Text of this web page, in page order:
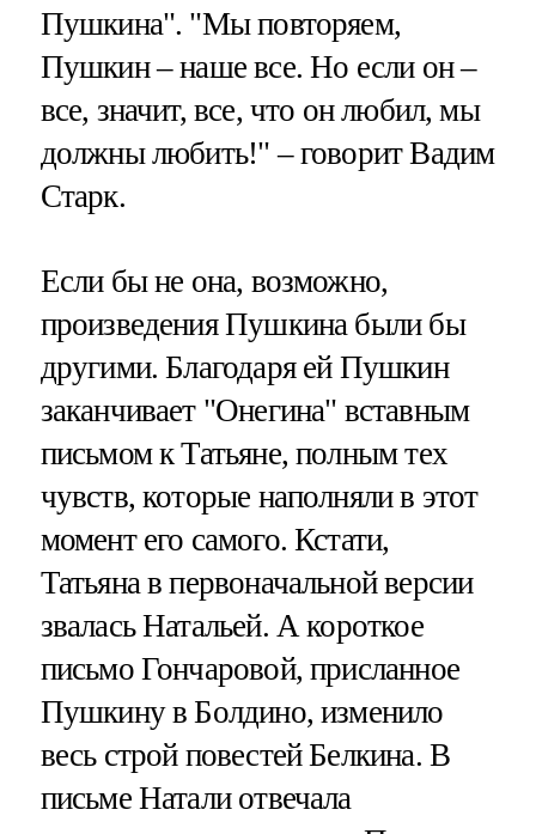
Пушкина". "Мы повторяем,
Пушкин – наше все. Но если он –
все, значит, все, что он любил, мы
должны любить!" – говорит Вадим
Старк.
Если бы не она, возможно,
произведения Пушкина были бы
другими. Благодаря ей Пушкин
заканчивает "Онегина" вставным
письмом к Татьяне, полным тех
чувств, которые наполняли в этот
момент его самого. Кстати,
Татьяна в первоначальной версии
звалась Натальей. А короткое
письмо Гончаровой, присланное
Пушкину в Болдино, изменило
весь строй повестей Белкина. В
письме Натали отвечала